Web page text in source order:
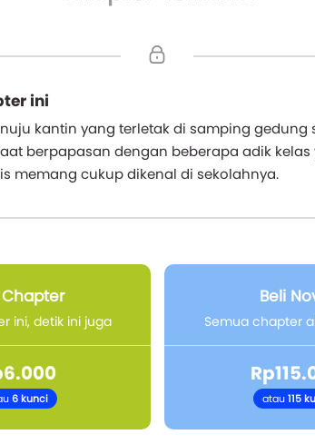
ini
kantin yang terletak di samping gedung
berpapasan dengan beberapa adik kelas
memang cukup dikenal di sekolahnya.
Chapter
ini, detik ini juga
6 kunci
Beli
Semua chapter
atau115